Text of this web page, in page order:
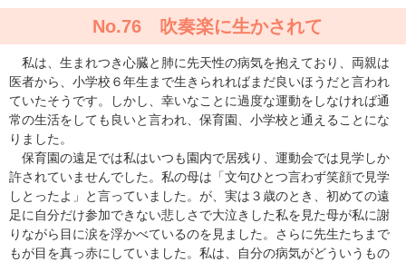
No.76 吹奏楽に生かされて
私は、生まれつき心臓と肺に先天性の病気を抱えており、両親は
医者から、小学校６年生まで生きられればまだ良いほうだと言われ
ていたそうです。しかし、幸いなことに過度な運動をしなければ通
常の生活をしても良いと言われ、保育園、小学校と通えることにな
りました。
保育園の遠足では私はいつも園内で居残り、運動会では見学しか
許されていませんでした。私の母は「文句ひとつ言わず笑顔で見学
しとったよ」と言っていました。が、実は３歳のとき、初めての遠
足に自分だけ参加できない悲しさで大泣きした私を見た母が私に謝
りながら目に涙を浮かべているのを見ました。さらに先生たちまで
もが目を真っ赤にしていました。私は、自分の病気がどういうもの